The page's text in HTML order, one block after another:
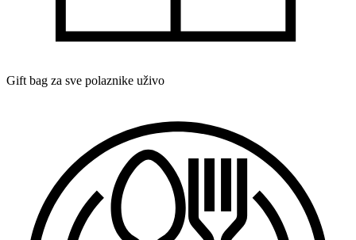
Gift bag za sve polaznike uživo